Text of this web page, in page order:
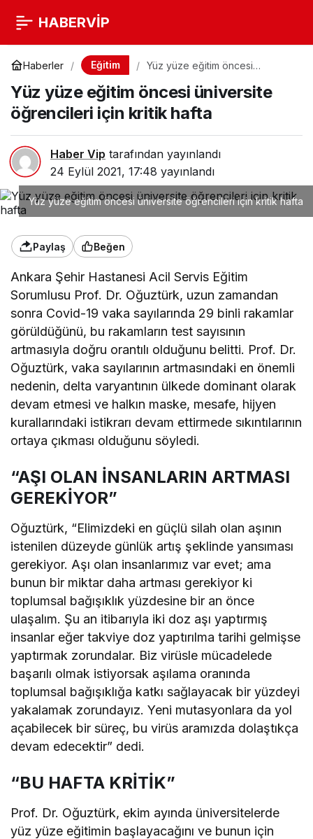
HABERVİP
Haberler Eğitim
Yüz yüze eğitim öncesi
hafta
Yüz yüze eğitim öncesi üniversite
öğrencileri için kritik hafta
Haber Vip tarafından yayınlandı
24 Eylül 2021, 17:48 yayınlandı
Yüz yüze eğitim öncesi üniversite öğrencileri için kritik hafta
Paylaş Beğen
Ankara Şehir Hastanesi Acil Servis Eğitim
Sorumlusu Prof. Dr. Oğuztürk, uzun zamandan
sonra Covid-19 vaka sayılarında 29 binli rakamlar
görüldüğünü, bu rakamların test sayısının
artmasıyla doğru orantılı olduğunu belitti. Prof. Dr.
Oğuztürk, vaka sayılarının artmasındaki en önemli
nedenin, delta varyantının ülkede dominant olarak
devam etmesi ve halkın maske, mesafe, hijyen
kurallarındaki istikrarı devam ettirmede sıkıntılarının
ortaya çıkması olduğunu söyledi.
“AŞI OLAN İNSANLARIN ARTMASI
GEREKİYOR”
Oğuztürk, “Elimizdeki en güçlü silah olan aşının
istenilen düzeyde günlük artış şeklinde yansıması
gerekiyor. Aşı olan insanlarımız var evet; ama
bunun bir miktar daha artması gerekiyor ki
toplumsal bağışıklık yüzdesine bir an önce
ulaşalım. Şu an itibarıyla iki doz aşı yaptırmış
insanlar eğer takviye doz yaptırılma tarihi gelmişse
yaptırmak zorundalar. Biz virüsle mücadelede
başarılı olmak istiyorsak aşılama oranında
toplumsal bağışıklığa katkı sağlayacak bir yüzdeyi
yakalamak zorundayız. Yeni mutasyonlara da yol
açabilecek bir süreç, bu virüs aramızda dolaştıkça
devam edecektir” dedi.
“BU HAFTA KRİTİK”
Prof. Dr. Oğuztürk, ekim ayında üniversitelerde
yüz yüze eğitimin başlayacağını ve bunun için